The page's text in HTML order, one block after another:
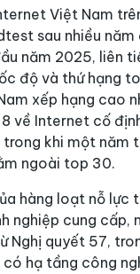
Việt Nam
sau nhiều
năm 2025, liên
độ và thứ hạng
xếp hạng cao
về Internet cố
khi một năm
ngoài top 30.
hàng loạt nỗ lực
nghiệp cung cấp,
Nghị quyết 57,
hạ tầng công